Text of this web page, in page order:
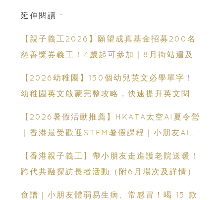
延伸閱讀 :
【親子義工2026】願望成真基金招募200名
慈善獎券義工！4歲起可參加｜8月街站遍及
【2026幼稚園】150個幼兒英文必學單字！
幼稚園英文啟蒙完整攻略，快速提升英文閱讀
【2026暑假活動推薦】HKATA太空AI夏令營
｜香港最受歡迎STEM暑假課程｜小朋友AI課
【香港親子義工】帶小朋友走進護老院送暖！
跨代共融探訪長者活動（附6月場次及詳情）
食譜｜小朋友體弱易生病、常感冒！喝 15 款